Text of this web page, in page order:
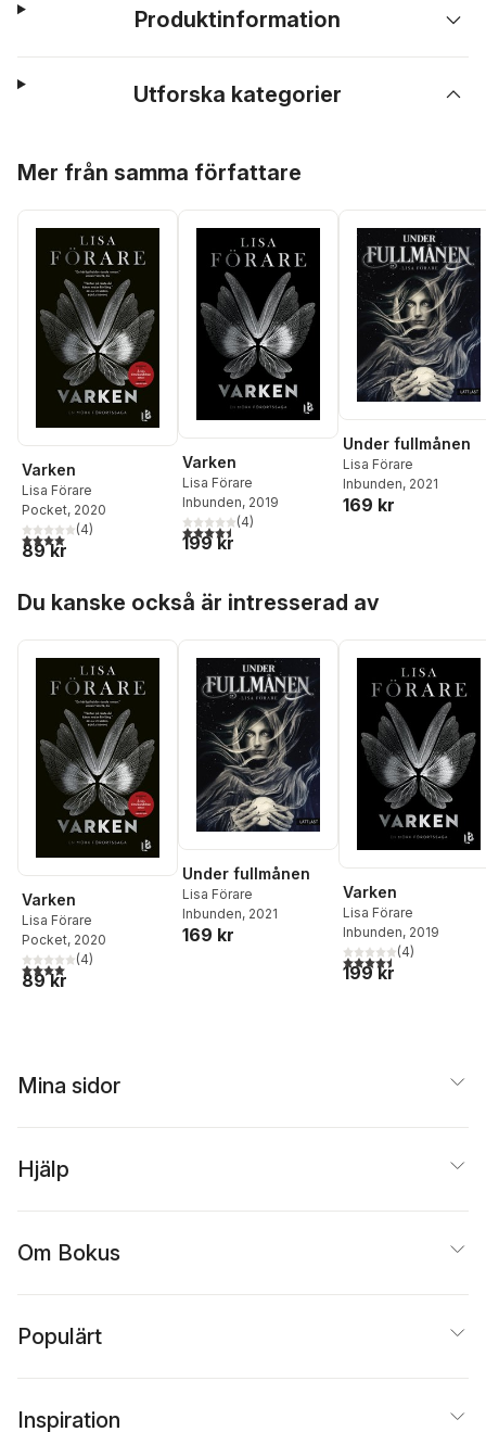
Produktinformation
Utforska kategorier
Mer från samma författare
Varken
Lisa Förare
Pocket, 2020
4,0utav 5 stjärnor. Totalt antal röster:
(4)
89 kr
Varken
Lisa Förare
Inbunden, 2019
4,5utav 5 stjärnor. Totalt antal röster:
(4)
199 kr
Under fullmånen
Lisa Förare
Inbunden, 2021
169 kr
Du kanske också är intresserad av
Varken
Lisa Förare
Pocket, 2020
4,0utav 5 stjärnor. Totalt antal röster:
(4)
89 kr
Under fullmånen
Lisa Förare
Inbunden, 2021
169 kr
Varken
Lisa Förare
Inbunden, 2019
4,5utav 5 stjärnor.
(4)
199 kr
Mina sidor
Hjälp
Om Bokus
Populärt
Inspiration